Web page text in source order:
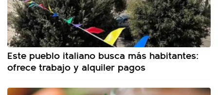
Este pueblo italiano busca más habitantes:
ofrece trabajo y alquiler pagos